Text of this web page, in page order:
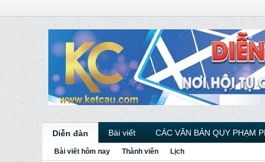
Diễn đàn Bài viết CÁC VĂN BẢN QUY PHẠM
Bài viết hôm nay Thành viên Lịch